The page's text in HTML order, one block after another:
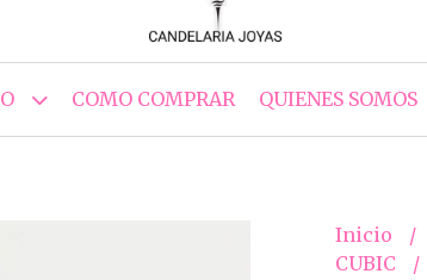
COMO COMPRAR QUIENES SOMOS
Inicio
CUBIC